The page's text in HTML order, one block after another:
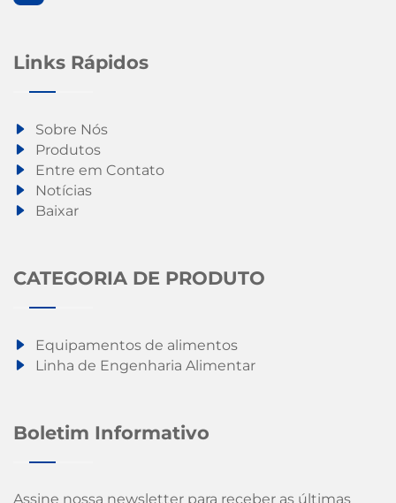
Links Rápidos
Sobre Nós
Produtos
Entre em Contato
Notícias
Baixar
CATEGORIA DE PRODUTO
Equipamentos de alimentos
Linha de Engenharia Alimentar
Boletim Informativo
Assine nossa newsletter para receber as últimas